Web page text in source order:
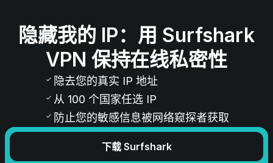
隐藏我的 IP：用 Surfshark
VPN 保持在线私密性
隐去您的真实 IP 地址
从 100 个国家任选 IP
防止您的敏感信息被网络窥探者获取
下载 Surfshark